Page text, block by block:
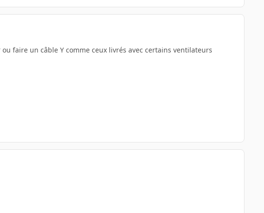
faire un câble Y comme ceux livrés avec certains ventilateurs